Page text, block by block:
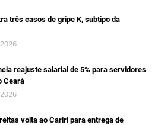
três casos de gripe K, subtipo da
reajuste salarial de 5% para servidores
Ceará
volta ao Cariri para entrega de